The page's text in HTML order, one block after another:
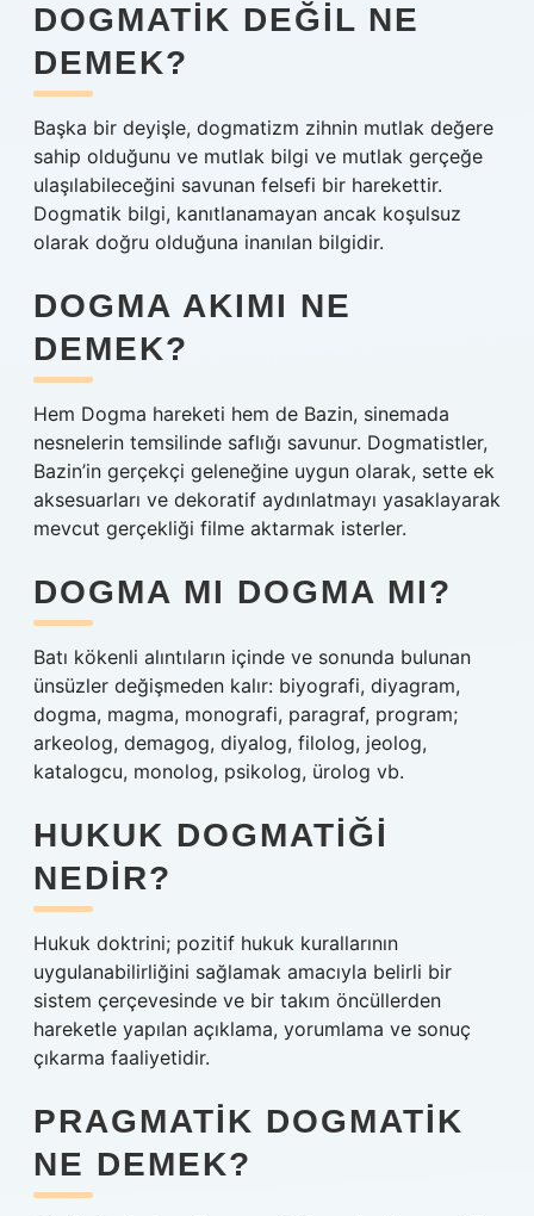
DOGMATIK DEĞIL NE
DEMEK?
Başka bir deyişle, dogmatizm zihnin mutlak değere
sahip olduğunu ve mutlak bilgi ve mutlak gerçeğe
ulaşılabileceğini savunan felsefi bir harekettir.
Dogmatik bilgi, kanıtlanamayan ancak koşulsuz
olarak doğru olduğuna inanılan bilgidir.
DOGMA AKIMI NE
DEMEK?
Hem Dogma hareketi hem de Bazin, sinemada
nesnelerin temsilinde saflığı savunur. Dogmatistler,
Bazin’in gerçekçi geleneğine uygun olarak, sette ek
aksesuarları ve dekoratif aydınlatmayı yasaklayarak
mevcut gerçekliği filme aktarmak isterler.
DOGMA MI DOGMA MI?
Batı kökenli alıntıların içinde ve sonunda bulunan
ünsüzler değişmeden kalır: biyografi, diyagram,
dogma, magma, monografi, paragraf, program;
arkeolog, demagog, diyalog, filolog, jeolog,
katalogcu, monolog, psikolog, ürolog vb.
HUKUK DOGMATIĞI
NEDIR?
Hukuk doktrini; pozitif hukuk kurallarının
uygulanabilirliğini sağlamak amacıyla belirli bir
sistem çerçevesinde ve bir takım öncüllerden
hareketle yapılan açıklama, yorumlama ve sonuç
çıkarma faaliyetidir.
PRAGMATIK DOGMATIK
NE DEMEK?